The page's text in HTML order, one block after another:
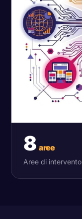
8 aree
Aree di intervento